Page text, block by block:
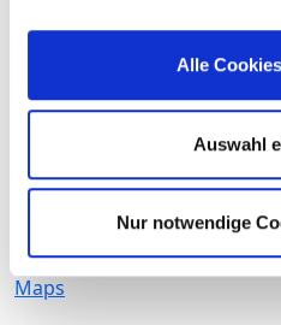
Alle
Auswahl
Nur notwendige
Bereich:
Vollzeit
ab sofort
Arbeitsort:
Krankenhausstraße 6
84066 Mallersdorf-
Maps